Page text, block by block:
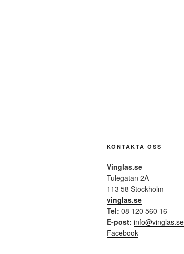
KONTAKTA OSS
Vinglas.se
Tulegatan 2A
113 58 Stockholm
vinglas.se
Tel: 08 120 560 16
E-post: info@vinglas.se
Facebook